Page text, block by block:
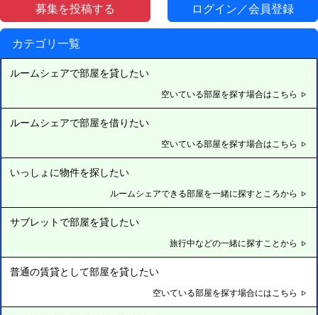
募集を投稿する ログイン／会員登録
カテゴリ一覧
ルームシェアで部屋を貸したい
空いている部屋を探す場合はこちら
ルームシェアで部屋を借りたい
空いている部屋を探す場合はこちら
いっしょに物件を探したい
ルームシェアできる部屋を一緒に探すところから
サブレットで部屋を貸したい
旅行中などの一緒に探すことから
普通の賃貸として部屋を貸したい
空いている部屋を探す場合にはこちら